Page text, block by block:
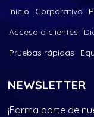
Inicio Corporativo
Acceso a clientes
Pruebas rápidas
NEWSLETTER
¡Forma parte de